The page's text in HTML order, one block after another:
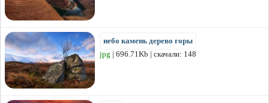
небо камень дерево горы
jpg | 696.71Kb | скачали: 148